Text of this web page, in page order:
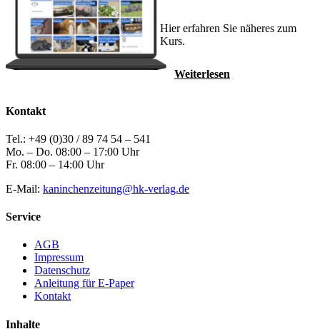
Hier erfahren Sie näheres zum
Kurs.
Weiterlesen
Kontakt
Tel.: +49 (0)30 / 89 74 54 – 541
Mo. – Do. 08:00 – 17:00 Uhr
Fr. 08:00 – 14:00 Uhr
E-Mail: kaninchenzeitung@hk-verlag.de
Service
AGB
Impressum
Datenschutz
Anleitung für E-Paper
Kontakt
Inhalte